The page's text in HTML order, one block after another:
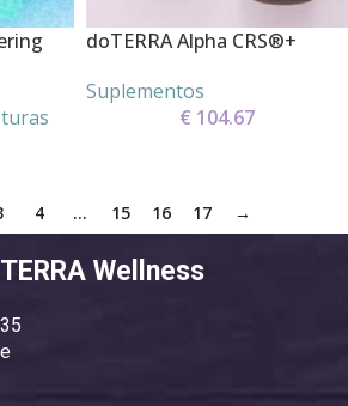
doTERRA Alpha CRS®+
Suplementos
€ 104.67
4 … 15 16 17 →
Wellness